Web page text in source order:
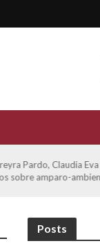
Pardo, Claudia
sobre amparo-
Posts